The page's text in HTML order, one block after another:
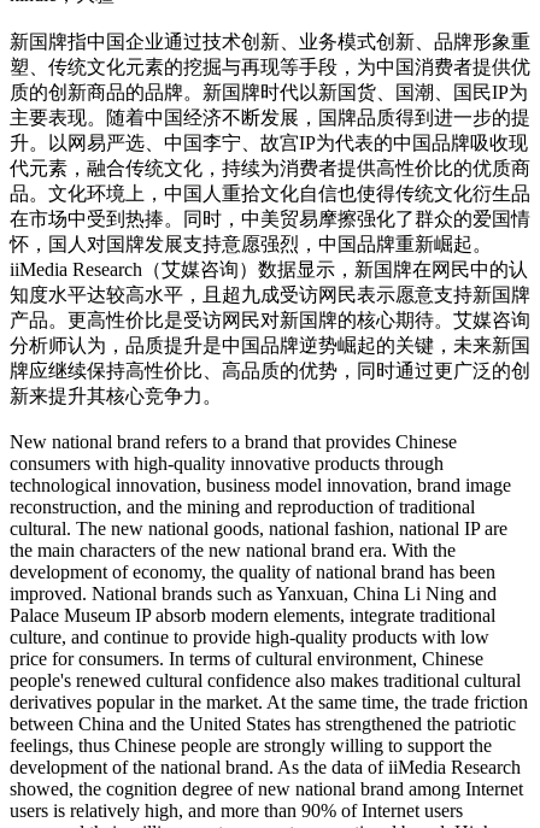
新国牌指中国企业通过技术创新、业务模式创新、品牌形象重
塑、传统文化元素的挖掘与再现等手段，为中国消费者提供优
质的创新商品的品牌。新国牌时代以新国货、国潮、国民IP为
主要表现。随着中国经济不断发展，国牌品质得到进一步的提
升。以网易严选、中国李宁、故宫IP为代表的中国品牌吸收现
代元素，融合传统文化，持续为消费者提供高性价比的优质商
品。文化环境上，中国人重拾文化自信也使得传统文化衍生品
在市场中受到热捧。同时，中美贸易摩擦强化了群众的爱国情
怀，国人对国牌发展支持意愿强烈，中国品牌重新崛起。
iiMedia Research（艾媒咨询）数据显示，新国牌在网民中的认
知度水平达较高水平，且超九成受访网民表示愿意支持新国牌
产品。更高性价比是受访网民对新国牌的核心期待。艾媒咨询
分析师认为，品质提升是中国品牌逆势崛起的关键，未来新国
牌应继续保持高性价比、高品质的优势，同时通过更广泛的创
新来提升其核心竞争力。
New national brand refers to a brand that provides Chinese
consumers with high-quality innovative products through
technological innovation, business model innovation, brand image
reconstruction, and the mining and reproduction of traditional
cultural. The new national goods, national fashion, national IP are
the main characters of the new national brand era. With the
development of economy, the quality of national brand has been
improved. National brands such as Yanxuan, China Li Ning and
Palace Museum IP absorb modern elements, integrate traditional
culture, and continue to provide high-quality products with low
price for consumers. In terms of cultural environment, Chinese
people's renewed cultural confidence also makes traditional cultural
derivatives popular in the market. At the same time, the trade friction
between China and the United States has strengthened the patriotic
feelings, thus Chinese people are strongly willing to support the
development of the national brand. As the data of iiMedia Research
showed, the cognition degree of new national brand among Internet
users is relatively high, and more than 90% of Internet users